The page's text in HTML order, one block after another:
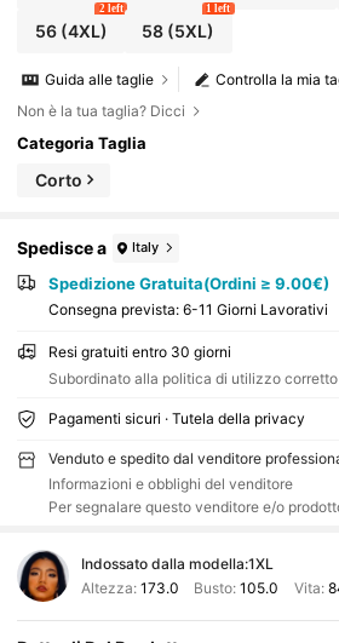
56(4XL)
2 left
58 (5XL)
1 left
Controlla la mia
Guida alle taglie
Non è la tua taglia? Dicci
Categoria Taglia
Corto
Spedisce a Italy
Spedizione Gratuita(Ordini ≥ 9.00€)
Consegna prevista: 6-11 Giorni Lavorativi
Resi gratuiti entro 30 giorni
Subordinato alla politica di utilizzo corretto
Pagamenti sicuri · Tutela della privacy
Venduto e spedito dal venditore
Informazioni e obblighi del venditore
Per segnalare questo venditore e/o
Indossato dalla modella:1XL
Altezza: 173.0 Busto:105.0 Vita: